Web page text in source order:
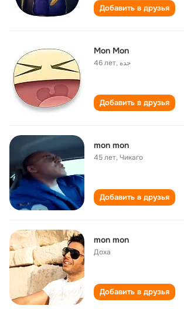
Добавить в друзья
Mon Mon
46 лет, جده
Добавить в друзья
mon mon
45 лет,Чикаго
Добавить в друзья
mon mon
Доха
Добавить в друзья